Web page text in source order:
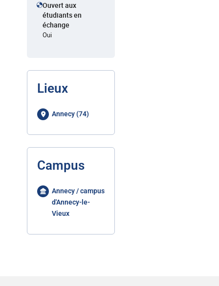
Ouvert aux
étudiants en
échange
Oui
Lieux
Annecy (74)
Campus
Annecy / campus
d'Annecy-le-
Vieux